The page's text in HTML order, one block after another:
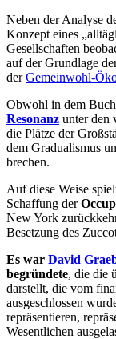
Neben der Analyse
Konzept eines
Gesellschaften
auf der Grundlage
derGemeinwohl-
Obwohl in dem
Resonanz unter den
die Plätze der
dem Gradualismus
brechen.
Auf diese Weise
Schaffung der
New York
Besetzung des
Es war David
begründete, die die
darstellt, die vom
ausgeschlossen
repräsentieren,
Wesentlichen